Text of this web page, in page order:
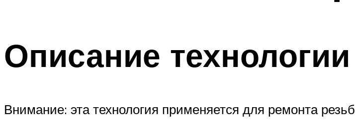
Описание технологии
Внимание: эта технология применяется для ремонта